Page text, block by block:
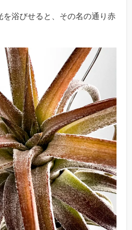
を浴びせると、その名の通り赤